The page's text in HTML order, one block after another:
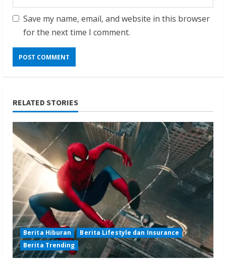
Save my name, email, and website in this browser
for the next time I comment.
RELATED STORIES
Berita Hiburan
Berita Lifestyle dan Insurance
Berita Trending